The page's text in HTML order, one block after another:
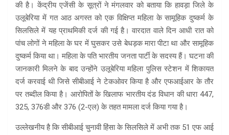
की है। केंद्रीय एजेंसी के सूत्रों ने मंगलवार को बताया कि हावड़ा जिले के
उलूबेरिया में गत आठ अगस्त को एक विक्षिप्त महिला के सामूहिक दुष्कर्म के
सिलसिले में यह प्राथमिकी दर्ज की गई है। वारदात वाले दिन आधी रात को
पांच लोगों ने महिला के घर में घुसकर उसे बेधड़क मारा पीटा था और सामूहिक
दुष्कर्म किया था। महिला के पति भारतीय जनता पार्टी के सदस्य हैं। घटना की
जानकारी मिलने के बाद उन्होंने उलूबेरिया महिला पुलिस स्टेशन में शिकायत
दर्ज करवाई थी जिसे सीबीआई ने टेकओवर किया है और एफआईआर के तौर
पर तब्दील किया है। आरोपितों के खिलाफ भारतीय दंड विधान की धारा 447,
325, 376डी और 376 (2-एल) के तहत मामला दर्ज किया गया है।
उल्लेखनीय है कि सीबीआई चुनावी हिंसा के सिलसिले में अभी तक 51 एफ आई